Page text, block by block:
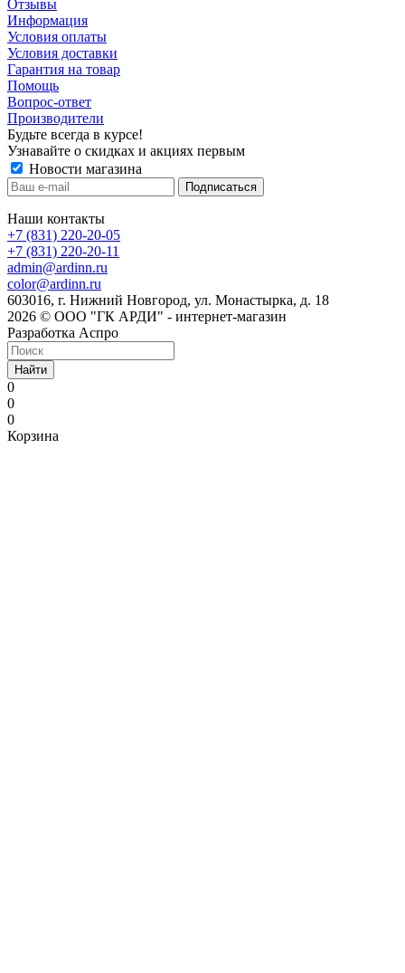
Отзывы
Информация
Условия оплаты
Условия доставки
Гарантия на товар
Помощь
Вопрос-ответ
Производители
Будьте всегда в курсе!
Узнавайте о скидках и акциях первым
Новости магазина
Наши контакты
+7 (831) 220-20-05
+7 (831) 220-20-11
admin@ardinn.ru
color@ardinn.ru
603016, г. Нижний Новгород, ул. Монастырка, д. 18
2026 © ООО "ГК АРДИ" - интернет-магазин
Разработка Аспро
Найти
0
0
0
Корзина